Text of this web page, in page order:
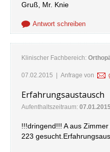
Gruß, Mr. Knie
Antwort schreiben
Klinischer Fachbereich:
07.02.2015 | Anfrage von
Erfahrungsaustausch
Aufenthaltszeitraum:
!!!dringend!!! A aus
223